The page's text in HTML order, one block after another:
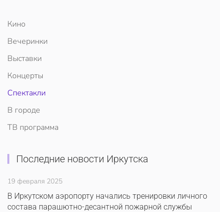
Кино
Вечеринки
Выставки
Концерты
Спектакли
В городе
ТВ программа
Последние новости Иркутска
19 февраля 2025
В Иркутском аэропорту начались тренировки личного
состава парашютно-десантной пожарной службы